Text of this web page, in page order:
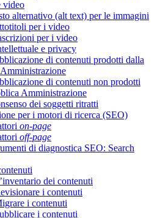
video
alternativo (alt text) per le immagini
per i video
per i video
e privacy
di contenuti prodotti dalla
di contenuti non prodotti
Amministrazione
dei soggetti ritratti
per i motori di ricerca (SEO)
on-page
off-page
di diagnostica SEO: Search
dei contenuti
i contenuti
i contenuti
i contenuti